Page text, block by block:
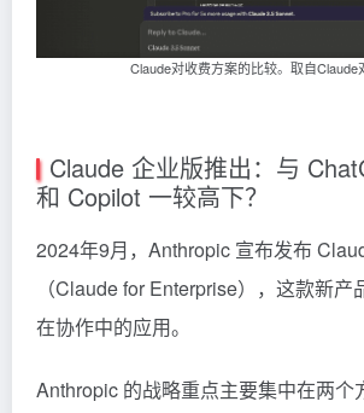
Claude对收费方案的比较。取自Claude
Claude 企业版推出：与
和 Copilot 一较高下？
2024年9月，Anthropic 宣布发布
（Claude for Enterprise），这款新产
在协作中的应用。
Anthropic 的战略重点主要集中在两个